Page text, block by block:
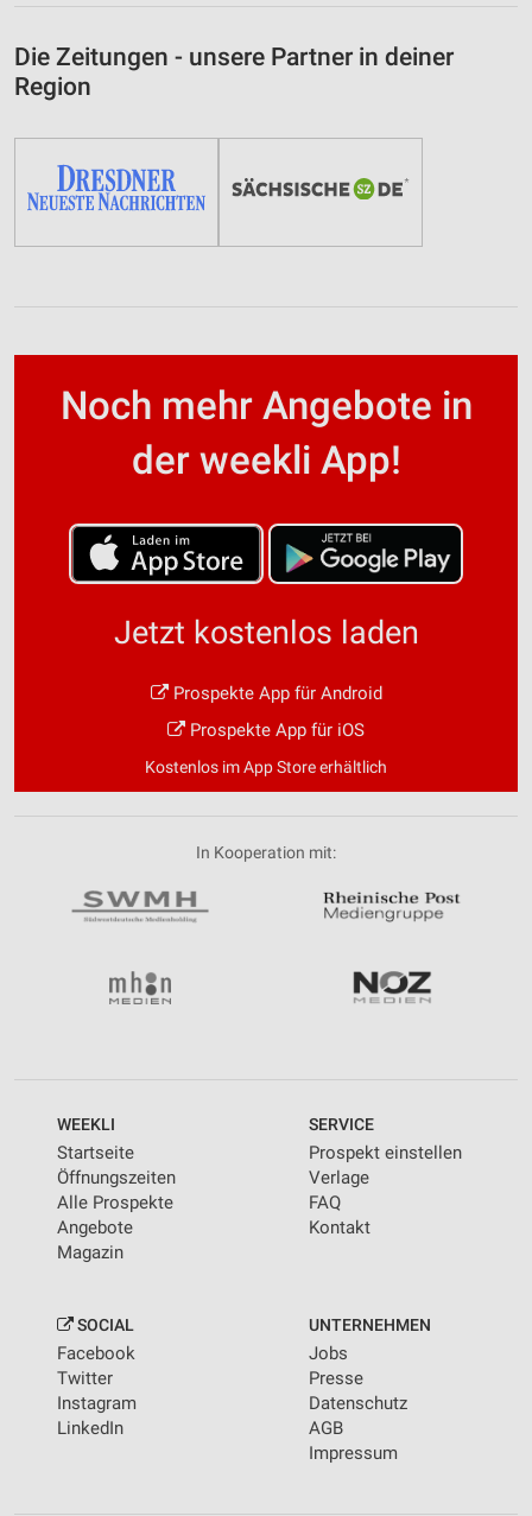
Die Zeitungen - unsere Partner in deiner
Region
Noch mehr Angebote in
der weekli App!
Jetzt kostenlos laden
Prospekte App für Android
Prospekte App für iOS
Kostenlos im App Store erhältlich
In Kooperation mit:
WEEKLI
Startseite
Öffnungszeiten
Alle Prospekte
Angebote
Magazin
SERVICE
Prospekt einstellen
Verlage
FAQ
Kontakt
SOCIAL
Facebook
Twitter
Instagram
LinkedIn
UNTERNEHMEN
Jobs
Presse
Datenschutz
AGB
Impressum